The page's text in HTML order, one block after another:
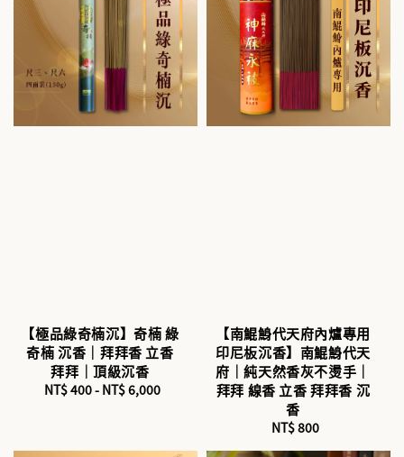
【極品綠奇楠沉】奇楠 綠
奇楠 沉香｜拜拜香 立香
拜拜｜頂級沉香
Regular
NT$ 400- NT$ 6,000
【南鯤鯓代天府內爐專用
印尼板沉香】南鯤鯓代天
府｜純天然香灰不燙手｜
拜拜 線香 立香 拜拜香 沉
香
Regular
price
NT$ 800